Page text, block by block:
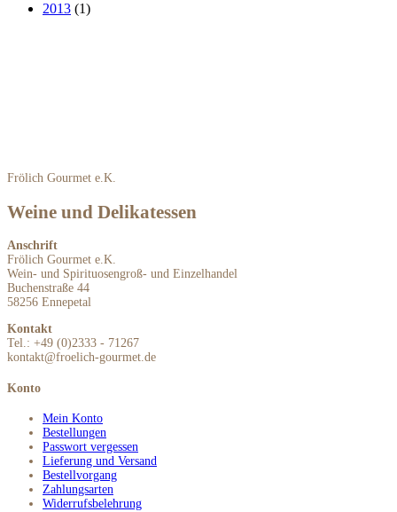
2013 (1)
Frölich Gourmet e.K.
Weine und Delikatessen
Anschrift
Frölich Gourmet e.K.
Wein- und Spirituosengroß- und Einzelhandel
Buchenstraße 44
58256 Ennepetal
Kontakt
Tel.: +49 (0)2333 - 71267
kontakt@froelich-gourmet.de
Konto
Mein Konto
Bestellungen
Passwort vergessen
Lieferung und Versand
Bestellvorgang
Zahlungsarten
Widerrufsbelehrung